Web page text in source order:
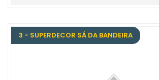
3 - SUPERDECOR SÁ DA BANDEIRA